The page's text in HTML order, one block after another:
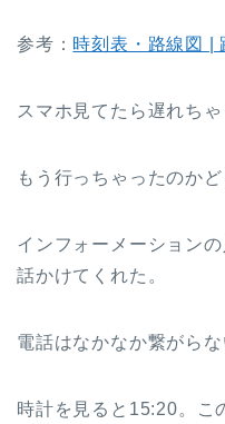
参考： 時刻表・路線図 |
スマホ見てたら遅れち
もう行っちゃったのかど
インフォーメーション
話かけてくれた。
電話はなかなか繋がらな
時計を見ると15:20。こ